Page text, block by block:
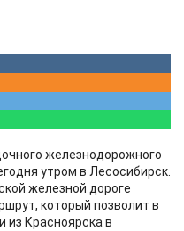
железнодорожного
утром в Лесосибирск.
железной дороге
который позволит в
из Красноярска в